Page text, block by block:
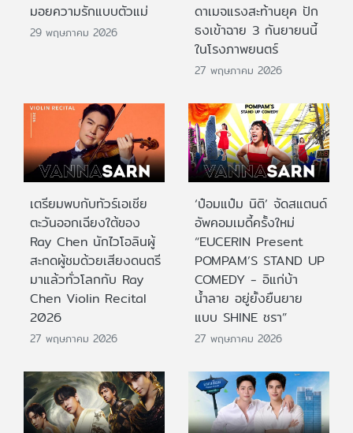
มอยความรักแบบตัวแม่
29 พฤษภาคม 2026
ดาเมจแรงสะท้านยุค ปัก
ธงเข้าฉาย 3 กันยายนนี้
ในโรงภาพยนตร์
27 พฤษภาคม 2026
เตรียมพบกับทัวร์เอเชีย
ตะวันออกเฉียงใต้ของ
Ray Chen นักไวโอลินผู้
สะกดผู้ชมด้วยเสียงดนตรี
มาแล้วทั่วโลกกับ Ray
Chen Violin Recital
2026
27 พฤษภาคม 2026
‘ป๋อมแป๋ม นิติ’ จัดสแตนด์
อัพคอมเมดี้ครั้งใหม่
“EUCERIN Present
POMPAM’S STAND UP
COMEDY - อิแก่บ้า
น้ำลาย อยู่ยั้งยืนยาย
แบบ SHINE ชรา”
27 พฤษภาคม 2026